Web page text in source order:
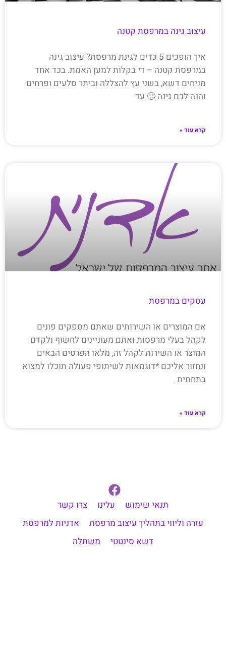
עיצוב גינה במרפסת קטנה
איך הופכים 5 כדים לגינת מרפסת? עיצוב גינה
במרפסת קטנה – די בקלות למען האמת. בכד אחד
מניחים דשא, בשני עץ להצללה וביתר סלעים ופרחים
והנה לכם גינה 🙂 עד
קרא עוד »
עסקים במרפסת
אם המוצרים או השירותים שאתם מספקים פונים
לקהל בעלי מרפסות ואתם מעוניינים לחשוף ולקדם
המוצר או השירות לקהל זה, מלאו הפרטים הבאים
ונחזור אליכם *דוגמאות לשיתופי פעולה תוכלו למצוא
בתחתית
קרא עוד »
תנאי שימוש עלינו
צרו קשר
עזרה וליווי בתהליך עיצוב מרפסת
אדניות למרפסת
דשא סינטטי
משתלה